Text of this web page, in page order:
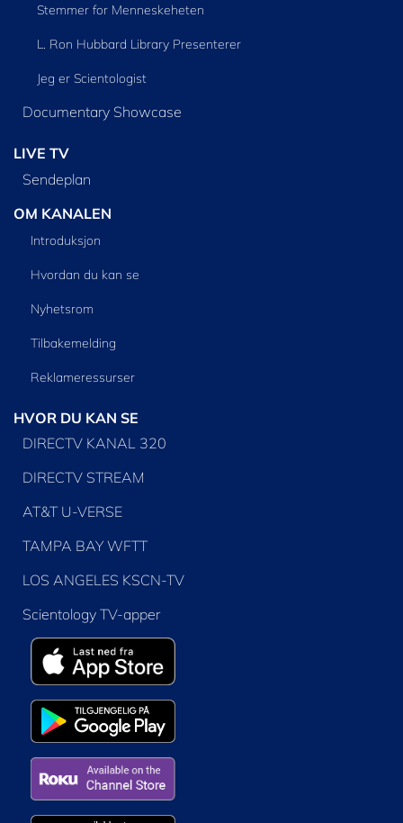
Stemmer for Menneskeheten
L. Ron Hubbard Library Presenterer
Jeg er Scientologist
Documentary Showcase
LIVE TV
Sendeplan
OM KANALEN
Introduksjon
Hvordan du kan se
Nyhetsrom
Tilbakemelding
Reklameressurser
HVOR DU KAN SE
DIRECTV KANAL 320
DIRECTV STREAM
AT&T U-VERSE
TAMPA BAY WFTT
LOS ANGELES KSCN-TV
Scientology TV-apper